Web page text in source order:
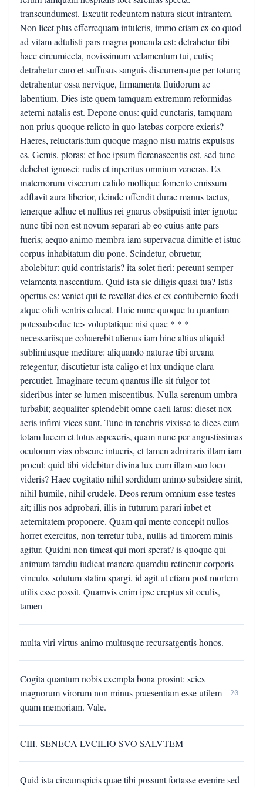
transeundumest. Excutit redeuntem natura sicut intrantem.
Non licet plus efferrequam intuleris, immo etiam ex eo quod
ad vitam adtulisti pars magna ponenda est: detrahetur tibi
haec circumiecta, novissimum velamentum tui, cutis;
detrahetur caro et suffusus sanguis discurrensque per totum;
detrahentur ossa nervique, firmamenta fluidorum ac
labentium. Dies iste quem tamquam extremum reformidas
aeterni natalis est. Depone onus: quid cunctaris, tamquam
non prius quoque relicto in quo latebas corpore exieris?
Haeres, reluctaris:tum quoque magno nisu matris expulsus
es. Gemis, ploras: et hoc ipsum flerenascentis est, sed tunc
debebat ignosci: rudis et inperitus omnium veneras. Ex
maternorum viscerum calido mollique fomento emissum
adflavit aura liberior, deinde offendit durae manus tactus,
tenerque adhuc et nullius rei gnarus obstipuisti inter ignota:
nunc tibi non est novum separari ab eo cuius ante pars
fueris; aequo animo membra iam supervacua dimitte et istuc
corpus inhabitatum diu pone. Scindetur, obruetur,
abolebitur: quid contristaris? ita solet fieri: pereunt semper
velamenta nascentium. Quid ista sic diligis quasi tua? Istis
opertus es: veniet qui te revellat dies et ex contubernio foedi
atque olidi ventris educat. Huic nunc quoque tu quantum
potessub<duc te> voluptatique nisi quae * * *
necessariisque cohaerebit alienus iam hinc altius aliquid
sublimiusque meditare: aliquando naturae tibi arcana
retegentur, discutietur ista caligo et lux undique clara
percutiet. Imaginare tecum quantus ille sit fulgor tot
sideribus inter se lumen miscentibus. Nulla serenum umbra
turbabit; aequaliter splendebit omne caeli latus: dieset nox
aeris infimi vices sunt. Tunc in tenebris vixisse te dices cum
totam lucem et totus aspexeris, quam nunc per angustissimas
oculorum vias obscure intueris, et tamen admiraris illam iam
procul: quid tibi videbitur divina lux cum illam suo loco
videris? Haec cogitatio nihil sordidum animo subsidere sinit,
nihil humile, nihil crudele. Deos rerum omnium esse testes
ait; illis nos adprobari, illis in futurum parari iubet et
aeternitatem proponere. Quam qui mente concepit nullos
horret exercitus, non terretur tuba, nullis ad timorem minis
agitur. Quidni non timeat qui mori sperat? is quoque qui
animum tamdiu iudicat manere quamdiu retinetur corporis
vinculo, solutum statim spargi, id agit ut etiam post mortem
utilis esse possit. Quamvis enim ipse ereptus sit oculis,
tamen
multa viri virtus animo multusque recursatgentis honos.
Cogita quantum nobis exempla bona prosint: scies
magnorum virorum non minus praesentiam esse utilem
quam memoriam. Vale.
20
CIII. SENECA LVCILIO SVO SALVTEM
Quid ista circumspicis quae tibi possunt fortasse evenire sed